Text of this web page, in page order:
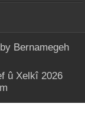
Bernamegeh
û Xelkî 2026